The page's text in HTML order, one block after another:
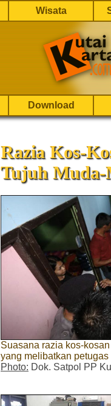
Wisata
Download
Razia Kos-
Tujuh Muda-
Suasana razia kos-
yang melibatkan
Photo: Dok. Satpol PP